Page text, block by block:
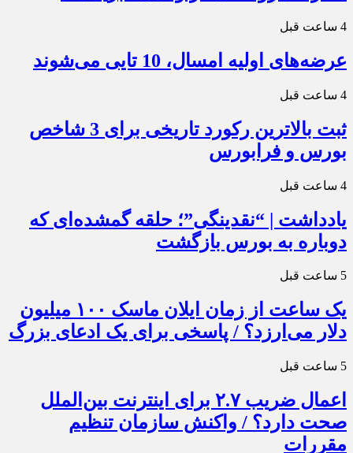
4 ساعت قبل
عرضه‌های اولیه امسال، 10 تایی می‌شوند
4 ساعت قبل
ثبت بالاترین رکورد تاریخی برای 3 شاخص
بورس و فرابورس
4 ساعت قبل
یادداشت | “نقدینگی”؛ حلقه گمشده‌ای که
دوباره به بورس بازگشت
5 ساعت قبل
یک ساعت از زمان ایلان ماسک ۱۰۰ میلیون
دلار می‌ارزد؟ / پاسخی برای یک ادعای بزرگ
5 ساعت قبل
اعمال ضریب ۲.۷ برای اینترنت بین‌الملل
صحت دارد؟ / واکنش سازمان تنظیم
مقررات